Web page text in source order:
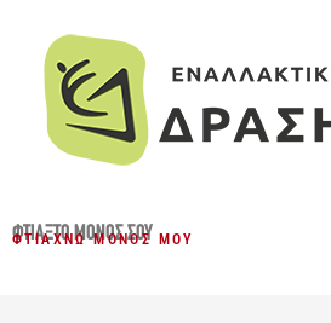
ΦΤΙΆΞΤΟ ΜΌΝΟΣ ΣΟΥ
ΦΤΙΆΧΝΩ ΜΌΝΟΣ ΜΟΥ